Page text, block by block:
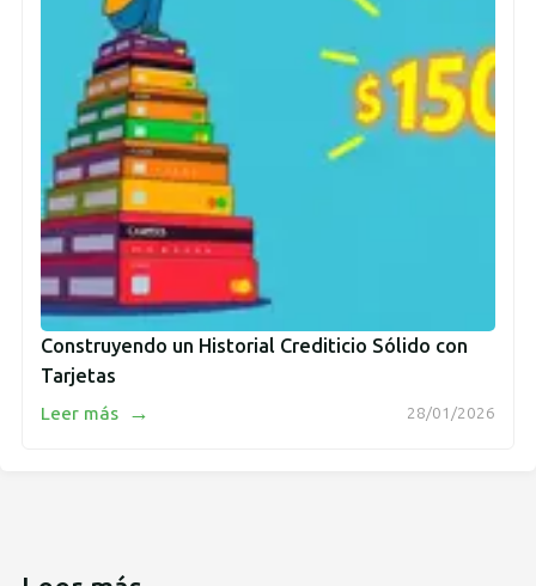
Construyendo un Historial Crediticio Sólido con
Tarjetas
28/01/2026
Leer más →